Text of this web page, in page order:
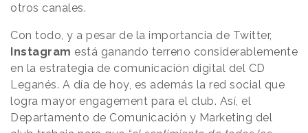
otros canales.
Con todo, y a pesar de la importancia de Twitter,
Instagram está ganando terreno considerablemente
en la estrategia de comunicación digital del CD
Leganés. A día de hoy, es además la red social que
logra mayor engagement para el club. Así, el
Departamento de Comunicación y Marketing del